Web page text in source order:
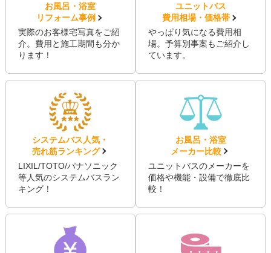
お風呂・浴室
リフォーム事例
実際のお客様宅写真をご紹
介。費用と施工期間も分か
ります！
ユニットバス
費用相場・価格帯
やっぱり気になる費用相
場。予算別事案もご紹介し
ています。
システムバス人気・
売れ筋ランキング
LIXIL/TOTO/パナソニック
等人気のシステムバスラン
キング！
お風呂・浴室
メーカー比較
ユニットバスのメーカーを
価格や機能・設備で徹底比
較！